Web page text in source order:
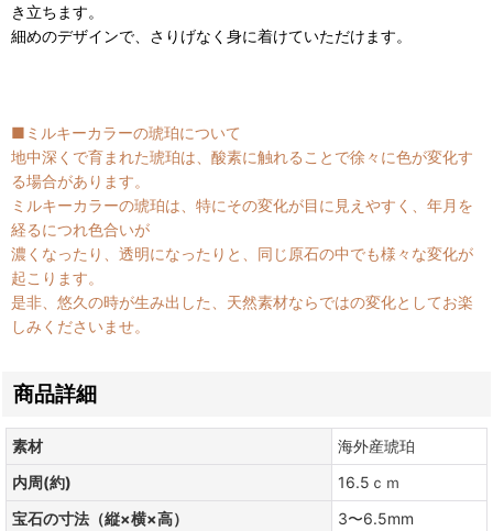
き立ちます。
細めのデザインで、さりげなく身に着けていただけます。
■ミルキーカラーの琥珀について
地中深くで育まれた琥珀は、酸素に触れることで徐々に色が変化す
る場合があります。
ミルキーカラーの琥珀は、特にその変化が目に見えやすく、年月を
経るにつれ色合いが
濃くなったり、透明になったりと、同じ原石の中でも様々な変化が
起こります。
是非、悠久の時が生み出した、天然素材ならではの変化としてお楽
しみくださいませ。
商品詳細
素材
海外産琥珀
内周(約)
16.5ｃｍ
宝石の寸法（縦×横×高）
3〜6.5mm